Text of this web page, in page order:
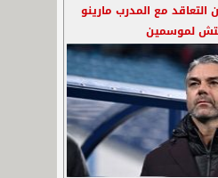
التعاقد مع المدرب مارينو
لموسمين